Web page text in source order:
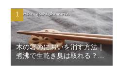
木の箸のにおいを消す方法｜
煮沸で生乾き臭は取れる？実
際に試してみた